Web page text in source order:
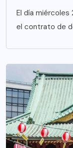
El día
el contrato de